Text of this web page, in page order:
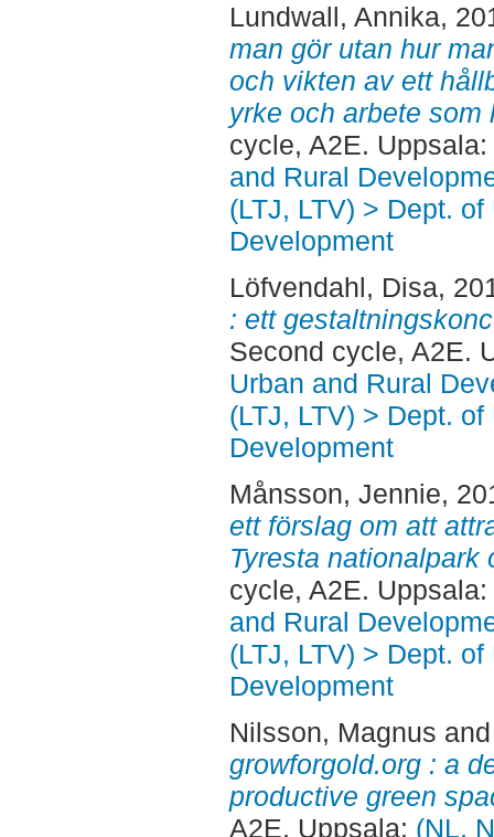
Lundwall, Annika,
man gör utan hur
och vikten av ett
yrke och arbete
cycle, A2E. Uppsala:
and Rural
(LTJ, LTV) > Dept.
Development
Löfvendahl, Disa,
: ett
Second cycle, A2E.
Urban and Rural
(LTJ, LTV) > Dept.
Development
Månsson, Jennie,
ett förslag om att
Tyresta nationalpark
cycle, A2E. Uppsala:
and Rural
(LTJ, LTV) > Dept.
Development
Nilsson, Magnus
growforgold.org : a
productive green
A2E. Uppsala: (NL,